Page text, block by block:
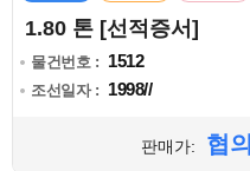
1.80 톤 [선적증서]
물건번호 : 1512
조선일자 : 1998//
판매가: 협의